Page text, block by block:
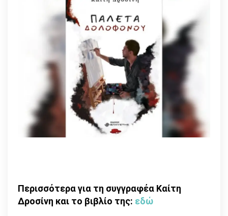
Περισσότερα για τη συγγραφέα Καίτη
Δροσίνη και το βιβλίο της: εδώ